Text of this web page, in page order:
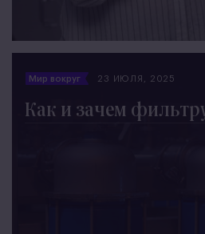
Мир вокруг 23 ИЮЛЯ, 2025
Как и зачем